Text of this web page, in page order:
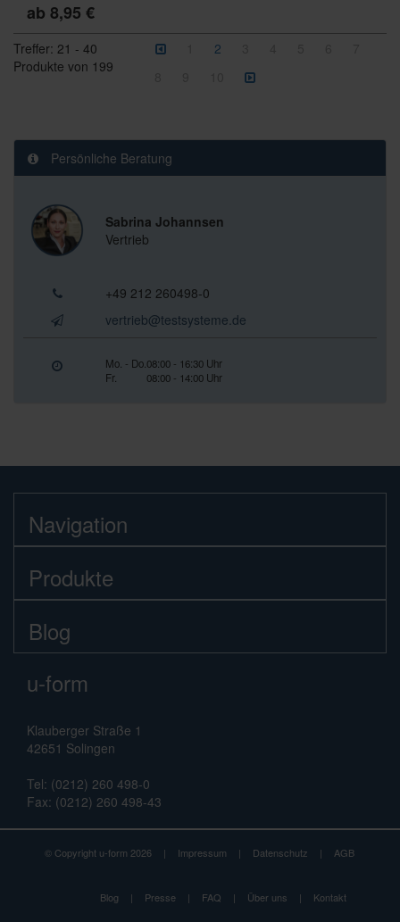
ab 8,95 €
Treffer: 21 - 40
Produkte von 199
2
Persönliche Beratung
Sabrina Johannsen
Vertrieb
+49 212 260498-0
vertrieb@testsysteme.de
Mo. - Do. 08:00 - 16:30 Uhr
Fr.
08:00 - 14:00 Uhr
Navigation
Produkte
Blog
u-form
Klauberger Straße 1
42651 Solingen
Tel: (0212) 260 498-0
Fax: (0212) 260 498-43
© Copyright u-form 2026 | Impressum | Datenschutz | AGB
Blog | Presse | FAQ | Über uns | Kontakt